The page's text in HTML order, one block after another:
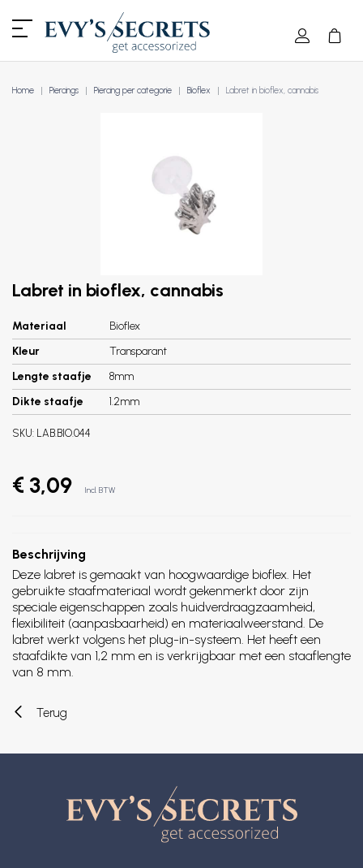
Home Piercings Piercing per categorie Bioflex Labret in bioflex, cannabis
Labret in bioflex, cannabis
Materiaal
Bioflex
Kleur
Transparant
Lengte staafje
8mm
Dikte staafje
1.2mm
SKU: LAB.BIO.044
€ 3,09 Incl. BTW
Beschrijving
Deze labret is gemaakt van hoogwaardige bioflex. Het
gebruikte staafmateriaal wordt gekenmerkt door zijn
speciale eigenschappen zoals huidverdraagzaamheid,
flexibiliteit (aanpasbaarheid) en materiaalweerstand. De
labret werkt volgens het plug-in-systeem. Het heeft een
staafdikte van 1,2 mm en is verkrijgbaar met een staaflengte
van 8 mm.
Terug